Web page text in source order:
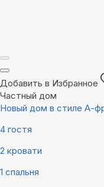
Добавить в Избранное
Частный дом
Новый дом в стиле А-
4 гостя
2 кровати
1 спальня